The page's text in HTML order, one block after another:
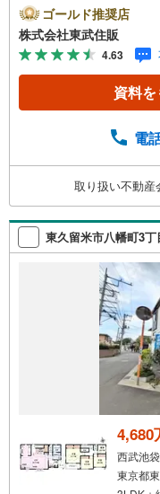
との併用不可。
お電話でのお問
望の方は自社買
にお問い合わせ
リフォーム●
ォーム（当社
携ハウスメー
る不動産情報を
ムの相談も承り
学が可能です（
（2）本日～4日
に希望日時をご
ゴールド推奨店
株式会社東武住販
4.63
資料を
電
取り扱い不動産
東久留米市八幡町3丁
4,680
西武池
東京都